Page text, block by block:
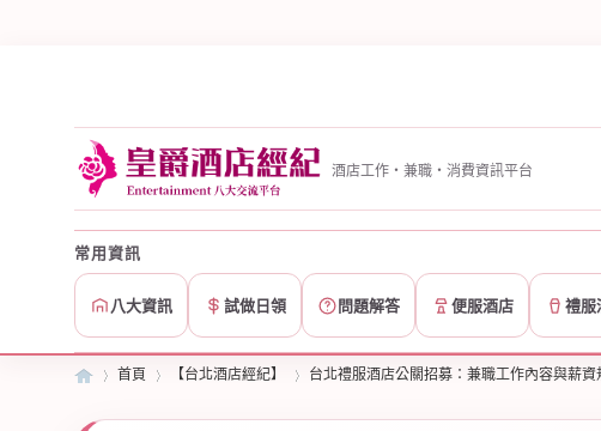
酒店工作・兼職・消費資訊平台
常用資訊
八大資訊 試做日領 問題解答 便服酒店 禮服
首頁 【台北酒店經紀】 台北禮服酒店公關招募：兼職工作內容與薪資